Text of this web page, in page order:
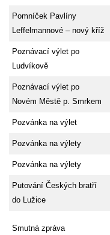
Pomníček Pavlíny
Leffelmannové – nový kříž
Poznávací výlet po
Ludvíkově
Poznávací výlet po
Novém Městě p. Smrkem
Pozvánka na výlet
Pozvánka na výlety
Pozvánka na výlety
Putování Českých bratří
do Lužice
Smutná zpráva